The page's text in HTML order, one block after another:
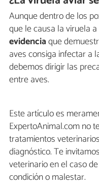
Aunque dentro de los
que le causa la viruela
evidenciaque
aves consiga infectar a
debemos dirigir las
entre aves.
Este artículo es
ExpertoAnimal.com no
tratamientos
diagnóstico. Te
veterinario en el caso
condición o malestar.